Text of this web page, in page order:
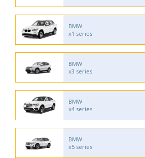
BMW
x1 series
BMW
x3 series
BMW
x4 series
BMW
x5 series